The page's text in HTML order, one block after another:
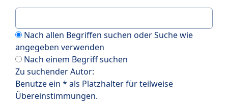
Nach allen Begriffen suchen oder Suche wie
angegeben verwenden
Nach einem Begriff suchen
Zu suchender Autor:
Benutze ein * als Platzhalter für teilweise
Übereinstimmungen.